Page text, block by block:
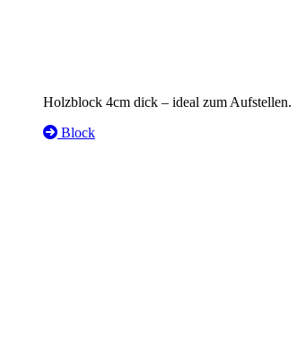
Holzblock 4cm dick – ideal zum Aufstellen.
Block